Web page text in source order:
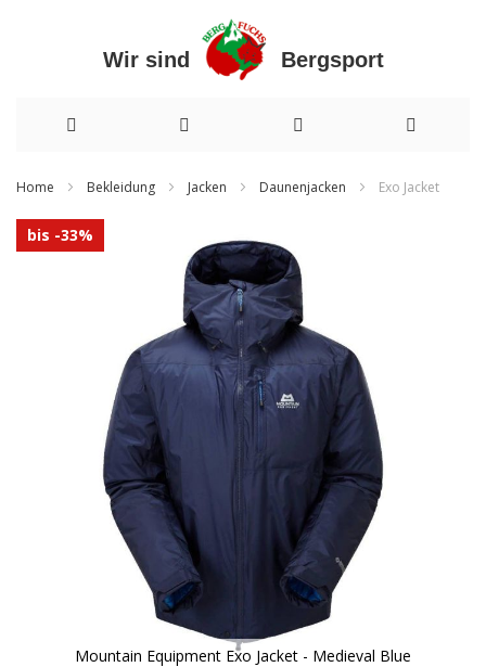
Wir sind Bergsport
Inhalt
Home Bekleidung Jacken Daunenjacken Exo Jacket
Zum
Ende
Mountain Equipment Exo Jacket - Medieval Blue
bis -33%